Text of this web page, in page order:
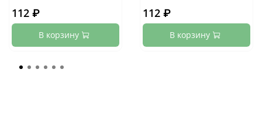
112 ₽
В корзину
112 ₽
В корзину